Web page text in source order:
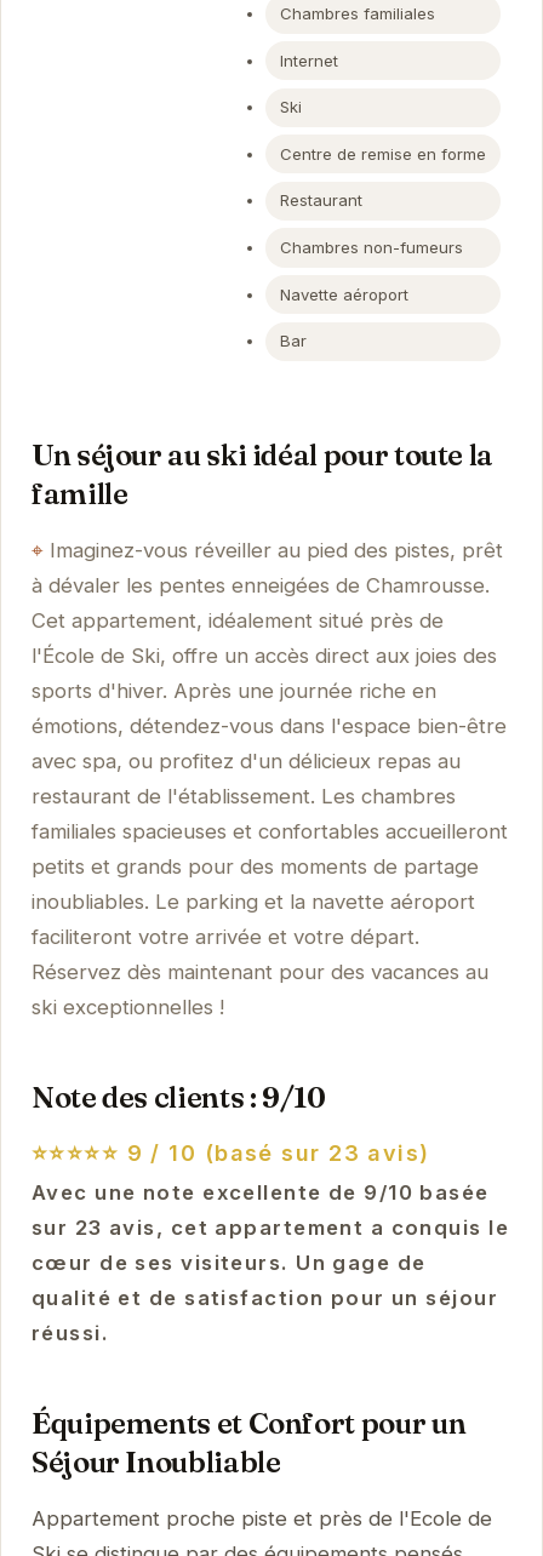
Chambres familiales
Internet
Ski
Centre de remise en forme
Restaurant
Chambres non-fumeurs
Navette aéroport
Bar
Un séjour au ski idéal pour toute la
famille
Imaginez-vous réveiller au pied des pistes, prêt
à dévaler les pentes enneigées de Chamrousse.
Cet appartement, idéalement situé près de
l'École de Ski, offre un accès direct aux joies des
sports d'hiver. Après une journée riche en
émotions, détendez-vous dans l'espace bien-être
avec spa, ou profitez d'un délicieux repas au
restaurant de l'établissement. Les chambres
familiales spacieuses et confortables accueilleront
petits et grands pour des moments de partage
inoubliables. Le parking et la navette aéroport
faciliteront votre arrivée et votre départ.
Réservez dès maintenant pour des vacances au
ski exceptionnelles !
Note des clients : 9/10
⭐⭐⭐⭐⭐ 9 / 10 (basé sur 23 avis)
Avec une note excellente de 9/10 basée
sur 23 avis, cet appartement a conquis le
cœur de ses visiteurs. Un gage de
qualité et de satisfaction pour un séjour
réussi.
Équipements et Confort pour un
Séjour Inoubliable
Appartement proche piste et près de l'Ecole de